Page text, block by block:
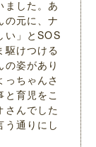
ました。あ
の元に、ナ
い」とSOS
駆けつける
姿があり
ちゃんさ
育児をこ
さんでした
通りにし